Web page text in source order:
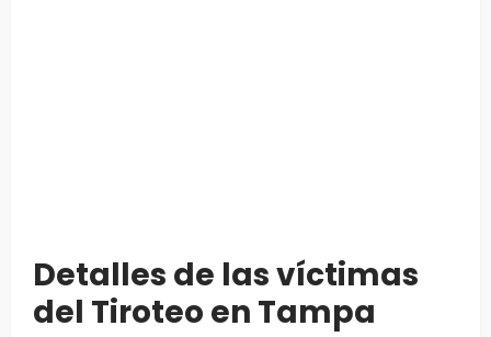
Detalles de las víctimas
del Tiroteo en Tampa